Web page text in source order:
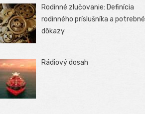
Rodinné zlučovanie: Definícia
rodinného príslušníka a potrebné
dôkazy
Rádiový dosah